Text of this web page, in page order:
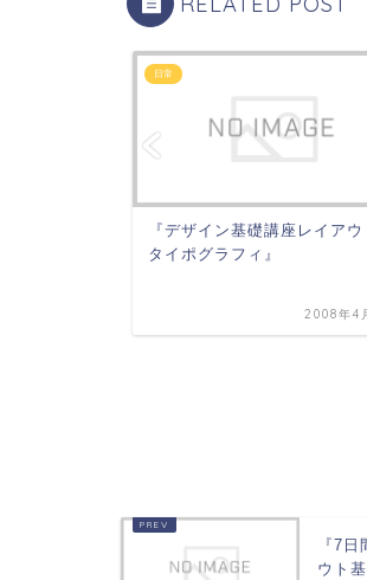
日常
『デザイン基礎講座レイア
タイポグラフィ』
2008年4
『7
ウト